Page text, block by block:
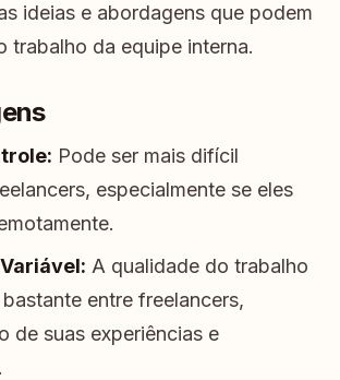
ideias e abordagens que podem
trabalho da equipe interna.
Pode ser mais difícil
especialmente se eles
A qualidade do trabalho
entre freelancers,
de suas experiências e